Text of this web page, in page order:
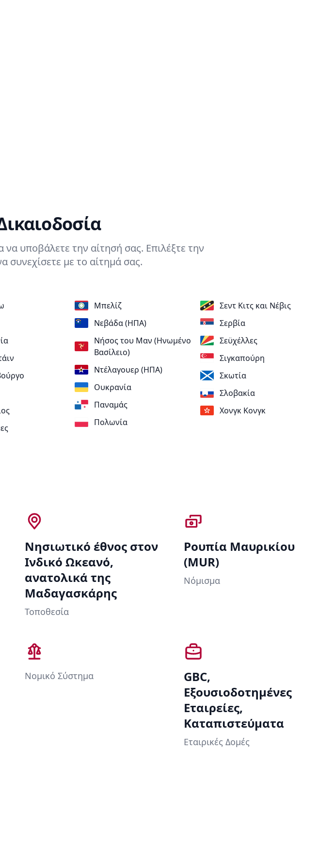
υποβάλετε την αίτησή σας. Επιλέξτε την
συνεχίσετε με το αίτημά σας.
Μπελίζ
Νεβάδα (ΗΠΑ)
Νήσος του Μαν (Ηνωμένο
Βασίλειο)
Ντέλαγουερ (ΗΠΑ)
Ουκρανία
Παναμάς
Πολωνία
Σεντ Κιτς και Νέβις
Σερβία
Σεϋχέλλες
Σιγκαπούρη
Σκωτία
Σλοβακία
Χονγκ Κονγκ
Νησιωτικό έθνος στον
Ινδικό Ωκεανό,
ανατολικά της
Μαδαγασκάρης
Τοποθεσία
Ρουπία Μαυρικίου
(MUR)
Νόμισμα
Νομικό Σύστημα
GBC,
Εξουσιοδοτημένες
Εταιρείες,
Καταπιστεύματα
Εταιρικές Δομές